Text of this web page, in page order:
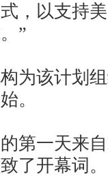
，以支持
”
为该计划
。
第一天来
了开幕词。